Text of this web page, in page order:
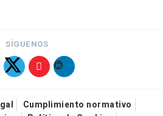
SÍGUENOS
Cumplimiento normativo